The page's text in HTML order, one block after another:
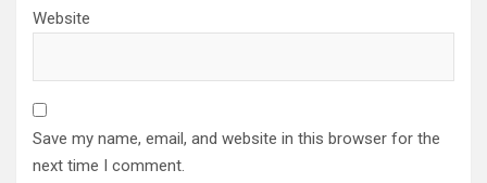
Website
Save my name, email, and website in this browser for the
next time I comment.